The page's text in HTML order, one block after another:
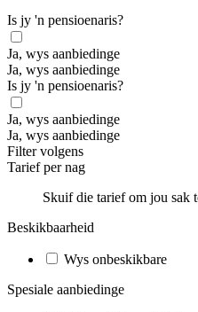
Is jy 'n pensioenaris?
Ja, wys aanbiedinge
Ja, wys aanbiedinge
Is jy 'n pensioenaris?
Ja, wys aanbiedinge
Ja, wys aanbiedinge
Filter volgens
Tarief per nag
Skuif die tarief om jou sak
Beskikbaarheid
Wys onbeskikbare
Spesiale aanbiedinge